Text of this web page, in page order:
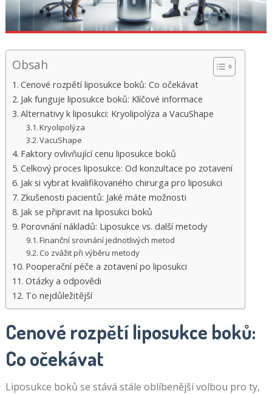
zvažovanými
Automaty
Bez
Registrace
Zdarma:
Online
pokerové
herny
nabízejí
všechny
druhy
pokerových
her
Slot
kasino
skutečné
peníze
paypal
2026
Obsah
Cenové rozpětí liposukce boků: Co očekávat
Jak funguje liposukce boků: Klíčové informace
Alternativy k liposukci: Kryolipolýza a VacuShape
Kryolipolýza
VacuShape
Faktory ovlivňující cenu liposukce boků
Celkový proces liposukce: Od konzultace po zotavení
Jak si vybrat kvalifikovaného chirurga pro liposukci
Zkušenosti pacientů: Jaké máte možnosti
Jak se připravit na liposukci boků
Porovnání nákladů: Liposukce vs. další metody
Finanční srovnání jednotlivých metod
Co zvážit při výběru metody
Pooperační péče a zotavení po liposukci
Otázky a odpovědi
To nejdůležitější
Cenové rozpětí liposukce boků:
Co očekávat
Liposukce boků se stává stále oblíbenější volbou pro ty,